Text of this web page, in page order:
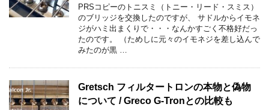
PRSコピーのトニスミ（トニー・リード・スミス）
のブリッジを交換したのですが、 サドルからイモネ
ジがハミ出まくりで・・・なんかすごく不格好だっ
たのです。 （ためしに元々のイモネジを差し込んで
みたのが黒 …
Gretsch フィルタートロンの本物と偽物
について / Greco G-Tronとの比較も